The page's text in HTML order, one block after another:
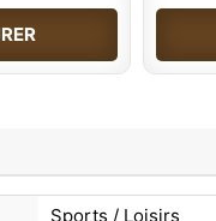
Sports / Loisirs